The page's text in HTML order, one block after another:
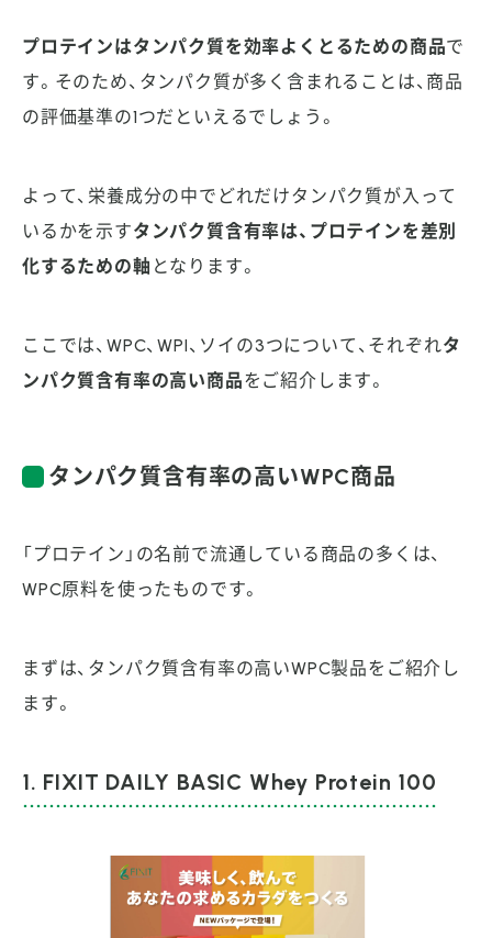
プロテインはタンパク質を効率よくとるための商品で
す。そのため、タンパク質が多く含まれることは、商品
の評価基準の1つだといえるでしょう。
よって、栄養成分の中でどれだけタンパク質が入って
いるかを示すタンパク質含有率は、プロテインを差別
化するための軸 となります。
ここでは、WPC、WPI、ソイの3つについて、それぞれタ
ンパク質含有率の高い商品をご紹介します。
タンパク質含有率の高いWPC商品
「プロテイン」の名前で流通している商品の多くは、
WPC原料を使ったものです。
まずは、タンパク質含有率の高いWPC製品をご紹介し
ます。
1. FIXIT DAILY BASIC Whey Protein 100